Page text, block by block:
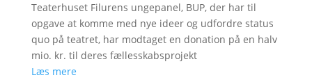
Teaterhuset Filurens ungepanel, BUP, der har til
opgave at komme med nye ideer og udfordre status
quo på teatret, har modtaget en donation på en halv
mio. kr. til deres fællesskabsprojekt
Læs mere